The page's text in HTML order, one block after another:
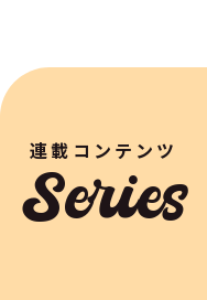
連載コンテンツ
Series